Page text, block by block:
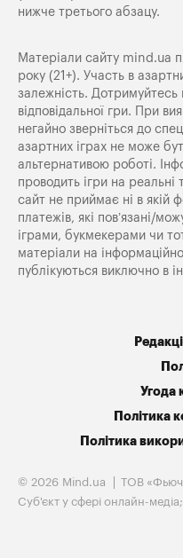
нижче третього абзацу.
Матеріали сайту mind.ua
року (21+). Участь в
залежність. Дотримуйтесь
відповідальної гри. При
негайно зверніться до
азартних іграх не може
альтернативою роботі.
проводить ігри на реальні
сайт не приймає ні в якій
платежів, які пов’язані/
іграми, букмекерами чи
матеріали на
публікуються виключно в
Угода
Політика
Політика
© 2026 Mind.ua
ТОВ
Cуб'єкт у сфері онлайн-